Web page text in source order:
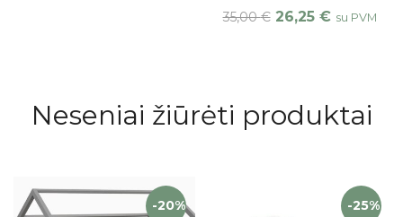
35,00€ 26,25 € su PVM
Neseniai žiūrėti produktai
-20% -25%